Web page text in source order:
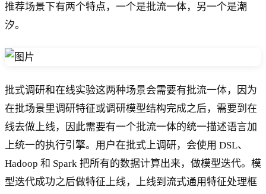
推荐场景下有两个特点，一个是批流一体，另一个是潮
汐。
批式调研和在线实验这两种场景会需要有批流一体，因为
在批场景里调研特征或调研模型结构完成之后，需要到在
线去做上线，因此需要有一个批流一体的统一描述语言加
上统一的执行引擎。用户在批式上调研，会使用 DSL、
Hadoop 和 Spark 把所有的数据计算出来，做模型迭代。模
型迭代成功之后做特征上线，上线到流式通用特征处理框